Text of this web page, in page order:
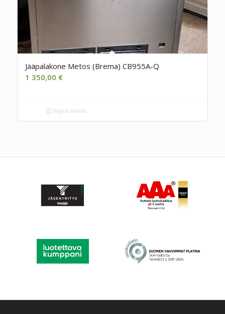
Jääpalakone Metos (Brema) CB955A-Q
1 350,00 €
Näytä tiedot